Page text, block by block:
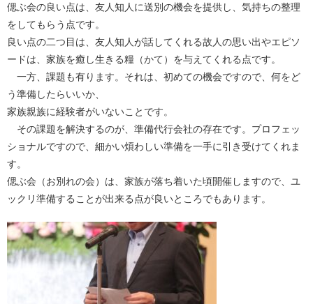
偲ぶ会の良い点は、友人知人に送別の機会を提供し、気持ちの整理
をしてもらう点です。
良い点の二つ目は、友人知人が話してくれる故人の思い出やエピソ
ードは、家族を癒し生きる糧（かて）を与えてくれる点です。
一方、課題も有ります。それは、初めての機会ですので、何をど
う準備したらいいか、
家族親族に経験者がいないことです。
その課題を解決するのが、準備代行会社の存在です。プロフェッ
ショナルですので、細かい煩わしい準備を一手に引き受けてくれま
す。
偲ぶ会（お別れの会）は、家族が落ち着いた頃開催しますので、ユ
ックリ準備することが出来る点が良いところでもあります。